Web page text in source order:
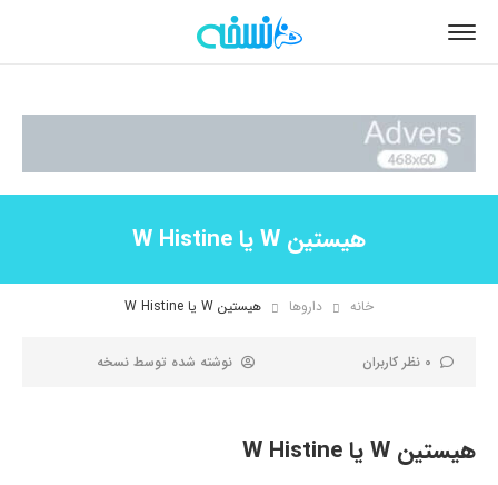
هیستین W یا W Histine
خانه داروها هیستین W یا W Histine
0 نظر کاربران نوشته شده توسط نسخه
هیستین W یا W Histine